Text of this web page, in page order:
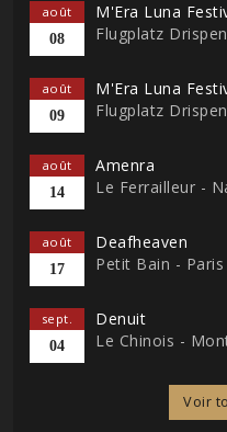
août
08
M'Era Luna
Flugplatz
août
09
M'Era Luna
Flugplatz
août
14
Amenra
Le Ferrailleur -
août
17
Deafheaven
Petit Bain - Paris
sept.
04
Denuit
Le Chinois -
Voir